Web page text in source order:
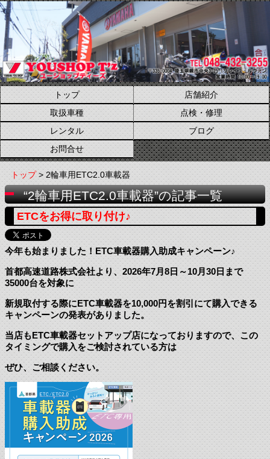
トップ
店舗紹介
取扱車種
点検・修理
レンタル
ブログ
お問合せ
トップ> 2輪車用ETC2.0車載器
“2輪車用ETC2.0車載器”の記事一覧
ETCをお得に取り付け♪
今年も始まりました！ETC車載器購入助成キャンペーン♪
首都高速道路株式会社より、2026年7月8日～10月30日まで
35000台を対象に
新規取付する際にETC車載器を10,000円を割引にて購入できる
キャンペーンの発表がありました。
当店もETC車載器セットアップ店になっておりますので、この
タイミングで購入をご検討されている方は
ぜひ、ご相談ください。